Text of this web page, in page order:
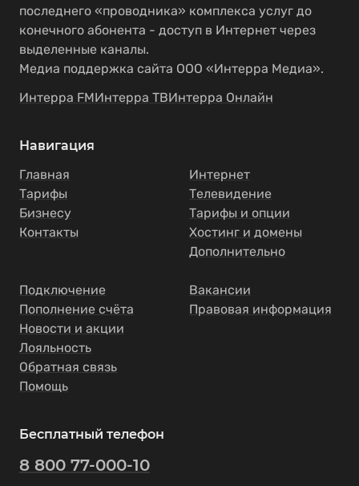
последнего «проводника» комплекса услуг до
конечного абонента - доступ в Интернет через
выделенные каналы.
Медиа поддержка сайта ООО «Интерра Медиа».
Интерра FMИнтерра ТВИнтерра Онлайн
Навигация
Главная
Тарифы
Бизнесу
Контакты
Интернет
Телевидение
Тарифы и опции
Хостинг и домены
Дополнительно
Подключение
Пополнение счёта
Новости и акции
Лояльность
Обратная связь
Помощь
Вакансии
Правовая информация
Бесплатный телефон
8 800 77-000-10